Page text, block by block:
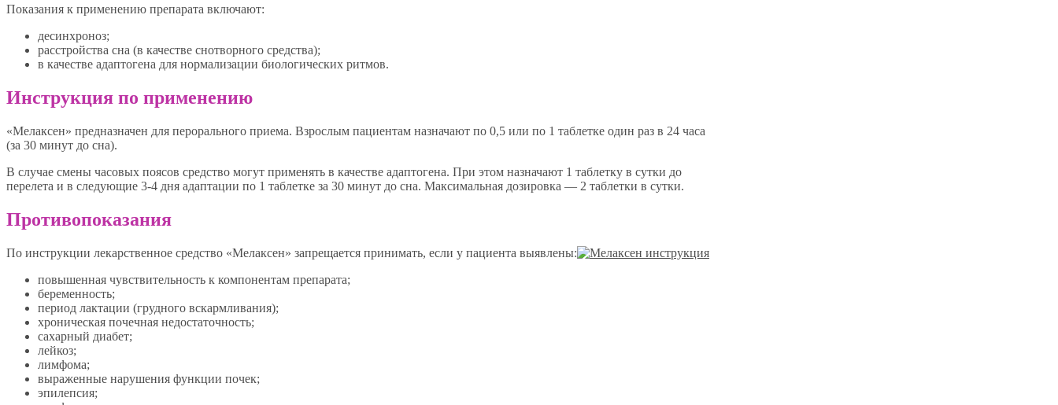
Показания к применению препарата включают:
десинхроноз;
расстройства сна (в качестве снотворного средства);
в качестве адаптогена для нормализации биологических ритмов.
Инструкция по применению
«Мелаксен» предназначен для перорального приема. Взрослым пациентам назначают по 0,5 или по 1 таблетке один раз в 24 часа
(за 30 минут до сна).
В случае смены часовых поясов средство могут применять в качестве адаптогена. При этом назначают 1 таблетку в сутки до
перелета и в следующие 3-4 дня адаптации по 1 таблетке за 30 минут до сна. Максимальная дозировка — 2 таблетки в сутки.
Противопоказания
По инструкции лекарственное средство «Мелаксен» запрещается принимать, если у пациента выявлены:
повышенная чувствительность к компонентам препарата;
беременность;
период лактации (грудного вскармливания);
хроническая почечная недостаточность;
сахарный диабет;
лейкоз;
лимфома;
выраженные нарушения функции почек;
эпилепсия;